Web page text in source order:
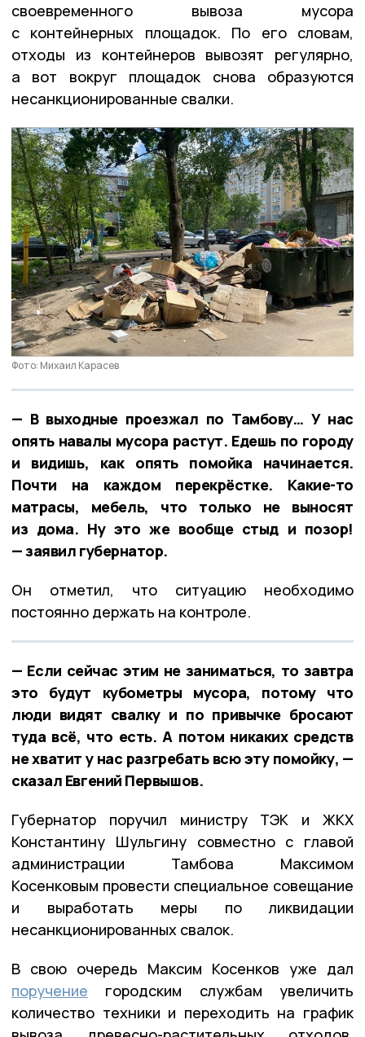
своевременного вывоза мусора
с контейнерных площадок. По его словам,
отходы из контейнеров вывозят регулярно,
а вот вокруг площадок снова образуются
несанкционированные свалки.
Фото: Михаил Карасев
— В выходные проезжал по Тамбову… У нас
опять навалы мусора растут. Едешь по городу
и видишь, как опять помойка начинается.
Почти на каждом перекрёстке. Какие-то
матрасы, мебель, что только не выносят
из дома. Ну это же вообще стыд и позор!
— заявил губернатор.
Он отметил, что ситуацию необходимо
постоянно держать на контроле.
— Если сейчас этим не заниматься, то завтра
это будут кубометры мусора, потому что
люди видят свалку и по привычке бросают
туда всё, что есть. А потом никаких средств
не хватит у нас разгребать всю эту помойку, —
сказал Евгений Первышов.
Губернатор поручил министру ТЭК и ЖКХ
Константину Шульгину совместно с главой
администрации Тамбова Максимом
Косенковым провести специальное совещание
и выработать меры по ликвидации
несанкционированных свалок.
В свою очередь Максим Косенков уже дал
поручение городским службам увеличить
количество техники и переходить на график